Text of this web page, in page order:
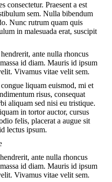
consectetur. Praesent a est
sem. Nulla bibendum
Nunc rutrum quam quis
in malesuada erat, suscipit
ante nulla rhoncus
id diam. Mauris id ipsum
Vivamus vitae velit sem.
liquam euismod, mi et
risus, consequat
aliquam sed nisi eu tristique.
in tortor auctor, cursus
felis, placerat a augue sit
lectus ipsum.
ante nulla rhoncus
id diam. Mauris id ipsum
Vivamus vitae velit sem.